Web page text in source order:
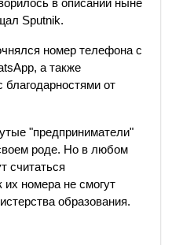
в описании ныне
Sputnik.
номер телефона с
а также
от
"предприниматели"
роде. Но в любом
считаться
их номера не смогут
образования.